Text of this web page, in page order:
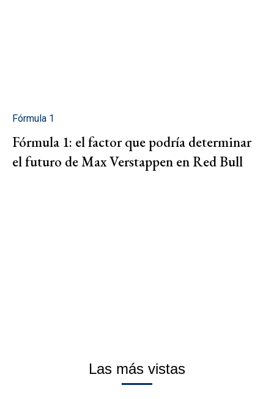
Fórmula 1
Fórmula 1: el factor que podría determinar
el futuro de Max Verstappen en Red Bull
Las más vistas